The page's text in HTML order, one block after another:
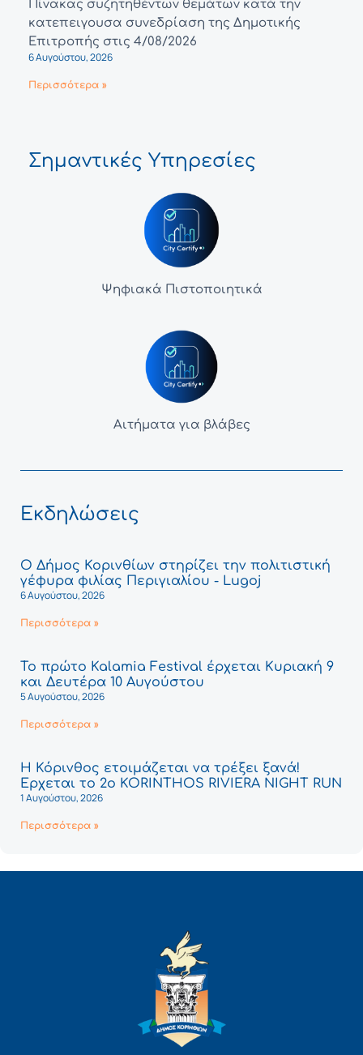
Πίνακας συζητηθέντων θεμάτων κατά την
κατεπειγουσα συνεδρίαση της Δημοτικής
Επιτροπής στις 4/08/2026
6 Αυγούστου, 2026
Περισσότερα »
Σημαντικές Υπηρεσίες
Ψηφιακά Πιστοποιητικά
Αιτήματα για βλάβες
Εκδηλώσεις
Ο Δήμος Κορινθίων στηρίζει την πολιτιστική
γέφυρα φιλίας Περιγιαλίου - Lugoj
6 Αυγούστου, 2026
Περισσότερα »
Το πρώτο Kalamia Festival έρχεται Κυριακή 9
και Δευτέρα 10 Αυγούστου
5 Αυγούστου, 2026
Περισσότερα »
Η Κόρινθος ετοιμάζεται να τρέξει ξανά!
Έρχεται το 2ο KORINTHOS RIVIERA NIGHT RUN
1 Αυγούστου, 2026
Περισσότερα »